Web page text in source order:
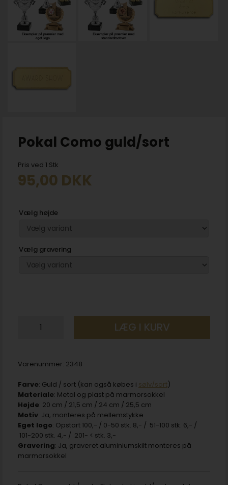
Pokal Como guld/sort
Pris ved 1 Stk
95,00 DKK
Vælg højde
Vælg gravering
LÆG I KURV
Varenummer: 2348
Farve: Guld / sort (kan også købes i sølv/sort)
Materiale: Metal og plast på marmorsokkel
Højde: 20 cm / 21,5 cm / 24 cm / 25,5 cm
Motiv: Ja, monteres på mellemstykke
Eget logo: Opstart 100,- / 0-50 stk. 8,- / 51-100 stk. 6,- /
101-200 stk. 4,- / 201- < stk. 3,-
Gravering: Ja, graveret aluminiumskilt monteres på
marmorsokkel